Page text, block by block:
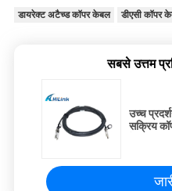
डायरेक्ट अटैच्ड कॉपर केबल डीएसी कॉपर
सबसे उत्तम
उच्च
सक्रिय